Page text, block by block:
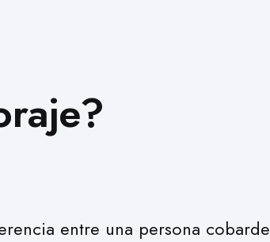
entre una persona cobarde